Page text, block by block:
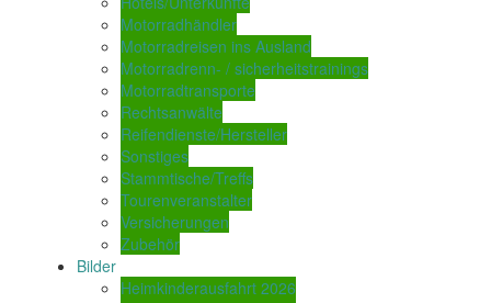
Motorradhändler
Motorradreisen ins Ausland
Motorradrenn- / sicherheitstrainings
Motorradtransporte
Rechtsanwälte
Reifendienste/Hersteller
Sonstiges
Stammtische/Treffs
Tourenveranstalter
Versicherungen
Zubehör
Bilder
Heimkinderausfahrt 2026